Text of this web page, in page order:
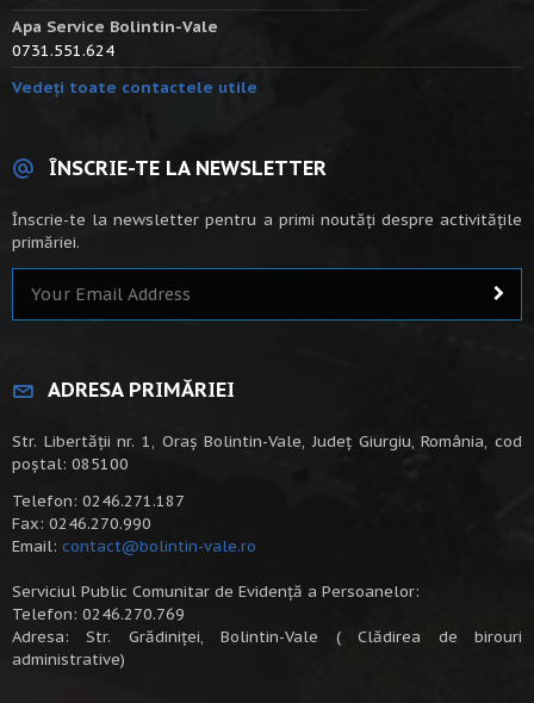
Apa Service Bolintin-Vale
0731.551.624
Vedeți toate contactele utile
ÎNSCRIE-TE LA NEWSLETTER
Înscrie-te la newsletter pentru a primi noutăți despre activitățile
primăriei.
ADRESA PRIMĂRIEI
Str. Libertății nr. 1, Oraș Bolintin-Vale, Județ Giurgiu, România, cod
poștal: 085100
Telefon: 0246.271.187
Fax: 0246.270.990
Email: contact@bolintin-vale.ro
Serviciul Public Comunitar de Evidență a Persoanelor:
Telefon: 0246.270.769
Adresa: Str. Grădiniței, Bolintin-Vale ( Clădirea de birouri
administrative)